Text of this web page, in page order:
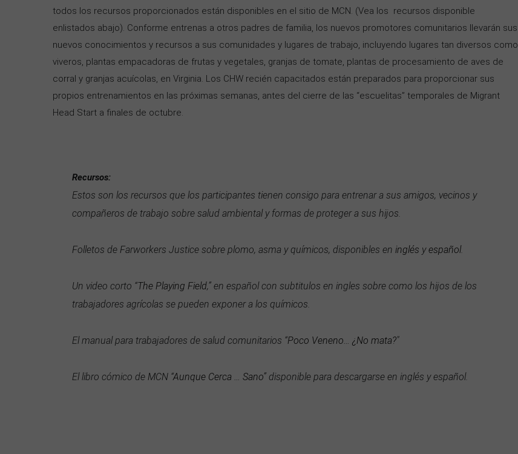
todos los recursos proporcionados están disponibles en el sitio de MCN. (Vea los recursos disponible
enlistados abajo). Conforme entrenas a otros padres de familia, los nuevos promotores comunitarios llevarán sus
nuevos conocimientos y recursos a sus comunidades y lugares de trabajo, incluyendo lugares tan diversos como
viveros, plantas empacadoras de frutas y vegetales, granjas de tomate, plantas de procesamiento de aves de
corral y granjas acuícolas, en Virginia. Los CHW recién capacitados están preparados para proporcionar sus
propios entrenamientos en las próximas semanas, antes del cierre de las “escuelitas” temporales de Migrant
Head Start a finales de octubre.
Recursos:
Estos son los recursos que los participantes tienen consigo para entrenar a sus amigos, vecinos y
compañeros de trabajo sobre salud ambiental y formas de proteger a sus hijos.
Folletos de Farworkers Justice sobre plomo, asma y químicos, disponibles en inglés yespañol.
Un video corto “The Playing Field,” en español con subtitulos en ingles sobre como los hijos de los
trabajadores agrícolas se pueden exponer a los químicos.
El manual para trabajadores de salud comunitarios “Poco Veneno… ¿No mata?"
El libro cómico de MCN “Aunque Cerca … Sano” disponible para descargarse en inglés y español.